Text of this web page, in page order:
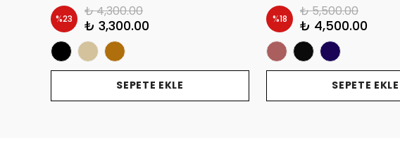
%23 ₺ 4,300.00
₺ 3,300.00
SEPETE EKLE
%18 ₺ 5,500.00
₺ 4,500.00
SEPETE EKLE